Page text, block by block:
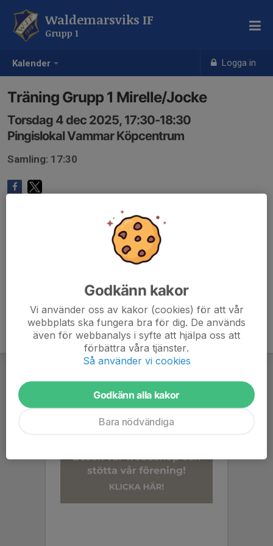
Kalender Logga in
Waldemarsviks IF
Grupp 1
Träning Grupp 1 Mirelle/Jocke
Torsdag 4 dec 2025, 17:30-18:30
Pingislokal Vammar Köpcentrum
Samling: 17:30
Godkänn kakor
Vi använder oss av kakor (cookies) för att vår
webbplats ska fungera bra för dig. De används
även för webbanalys i syfte att hjälpa oss att
förbättra våra tjänster.
Så använder vi cookies
Godkänn alla kakor
Bara nödvändiga